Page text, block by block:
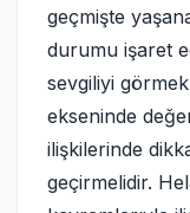
geçmişte
durumu işaret
sevgiliyi
ekseninde
ilişkilerinde
geçirmelidir.